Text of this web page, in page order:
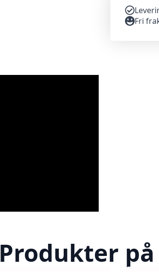
Fri
Produkter